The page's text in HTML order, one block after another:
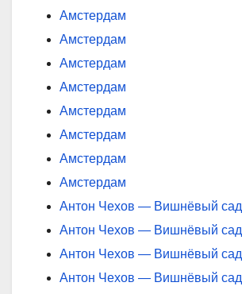
Амстердам
Амстердам
Амстердам
Амстердам
Амстердам
Амстердам
Амстердам
Амстердам
Антон Чехов — Вишнёвый сад
Антон Чехов — Вишнёвый сад
Антон Чехов — Вишнёвый сад
Антон Чехов — Вишнёвый сад